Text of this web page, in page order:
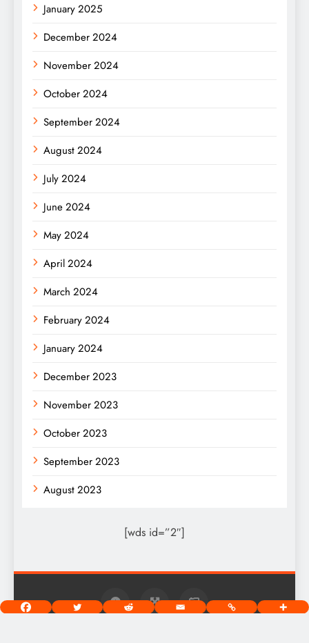
January 2025
December 2024
November 2024
October 2024
September 2024
August 2024
July 2024
June 2024
May 2024
April 2024
March 2024
February 2024
January 2024
December 2023
November 2023
October 2023
September 2023
August 2023
[wds id=”2″]